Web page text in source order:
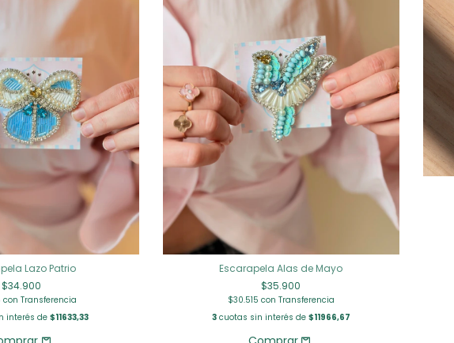
Lazo Patrio
$34.900
con Transferencia
interés de$11633,33
Escarapela Alas de Mayo
$35.900
$30.515 con Transferencia
3cuotas sin interés de $11966,67